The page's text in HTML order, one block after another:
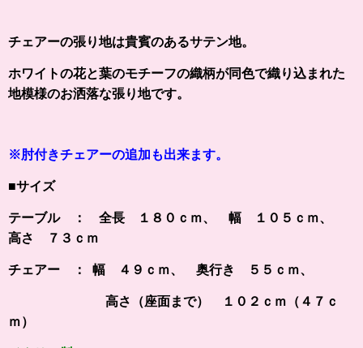
チェアーの張り地は貴賓のあるサテン地。
ホワイトの花と葉のモチーフの織柄が同色で織り込まれた
地模様のお洒落な張り地です。
※肘付きチェアーの追加も出来ます。
■サイズ
テーブル ： 全長 １８０ｃｍ、 幅 １０５ｃｍ、
高さ ７３ｃｍ
チェアー ： 幅 ４９ｃｍ、 奥行き ５５ｃｍ、
高さ（座面まで） １０２ｃｍ（４７ｃ
ｍ）